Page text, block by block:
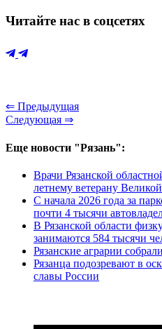
Читайте нас в соцсетях
⇐ Предыдущая
Следующая ⇒
Еще новости "Рязань":
Врачи Рязанской
летнему ветерану
С начала 2026 года за
почти 4 тысячи
В Рязанской области
занимаются 584 тысячи
Рязанские аграрии
Рязанца подозревают в
славы России